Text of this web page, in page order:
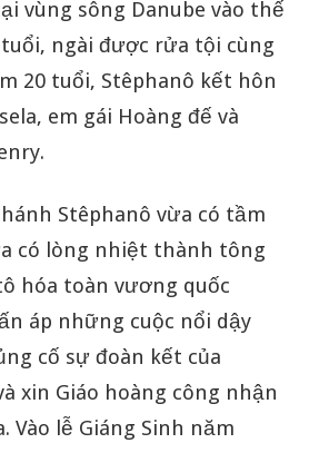
vùng sông Danube vào thế
tuổi, ngài được rửa tội cùng
20 tuổi, Stêphanô kết hôn
em gái Hoàng đế và
Stêphanô vừa có tầm
có lòng nhiệt thành tông
hóa toàn vương quốc
áp những cuộc nổi dậy
cố sự đoàn kết của
xin Giáo hoàng công nhận
Vào lễ Giáng Sinh năm